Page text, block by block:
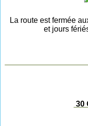
La route est fermée
et jours
30